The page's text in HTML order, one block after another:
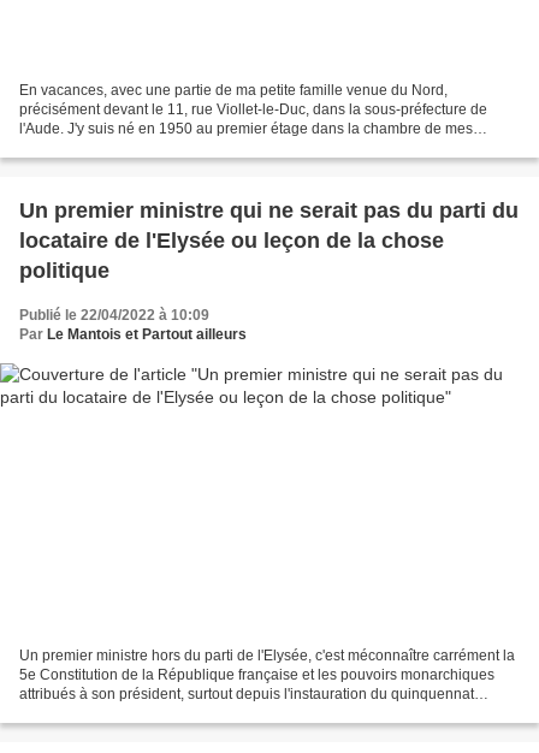
En vacances, avec une partie de ma petite famille venue du Nord,
précisément devant le 11, rue Viollet-le-Duc, dans la sous-préfecture de
l'Aude. J'y suis né en 1950 au premier étage dans la chambre de mes
Un premier ministre qui ne serait pas du parti du
locataire de l'Elysée ou leçon de la chose
politique
Publié le 22/04/2022 à 10:09
Par Le Mantois et Partout ailleurs
Un premier ministre hors du parti de l'Elysée, c'est méconnaître carrément la
5e Constitution de la République française et les pouvoirs monarchiques
attribués à son président, surtout depuis l'instauration du quinquennat